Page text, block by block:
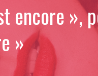
encore »,
»